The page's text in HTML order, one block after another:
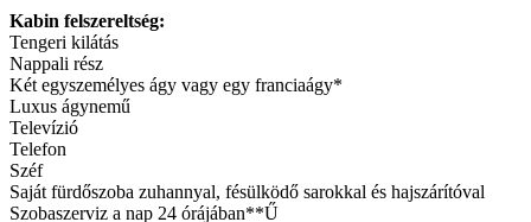
Kabin felszereltség:
Tengeri kilátás
Nappali rész
Két egyszemélyes ágy vagy egy franciaágy*
Luxus ágynemű
Televízió
Telefon
Széf
Saját fürdőszoba zuhannyal, fésülködő sarokkal és hajszárítóval
Szobaszerviz a nap 24 órájában**Ű